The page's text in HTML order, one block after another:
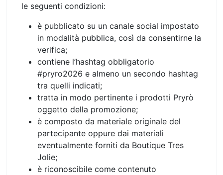
le seguenti condizioni:
è pubblicato su un canale social impostato
in modalità pubblica, così da consentirne la
verifica;
contiene l’hashtag obbligatorio
#pryro2026 e almeno un secondo hashtag
tra quelli indicati;
tratta in modo pertinente i prodotti Pryrò
oggetto della promozione;
è composto da materiale originale del
partecipante oppure dai materiali
eventualmente forniti da Boutique Tres
Jolie;
è riconoscibile come contenuto